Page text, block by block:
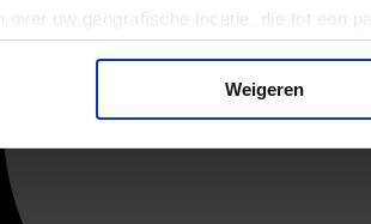
over uw geografische locatie, die tot een
door het actief te scannen op
gegevens worden verwerkt en stel
en advertenties te personaliseren,
Ook delen we informatie over uw gebruik
Weigeren